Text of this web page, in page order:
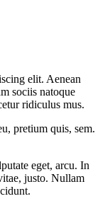
elit. Aenean
sociis natoque
ridiculus mus.
pretium quis, sem.
eget, arcu. In
justo. Nullam